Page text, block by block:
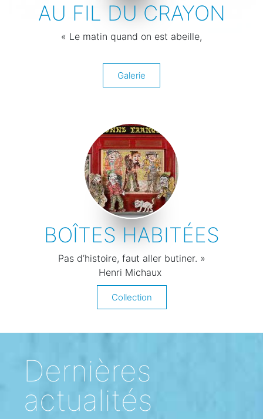
AU FIL DU CRAYON
« Le matin quand on est abeille,
Galerie
BOÎTES HABITÉES
Pas d’histoire, faut aller butiner. »
Henri Michaux
Collection
Dernières
actualités